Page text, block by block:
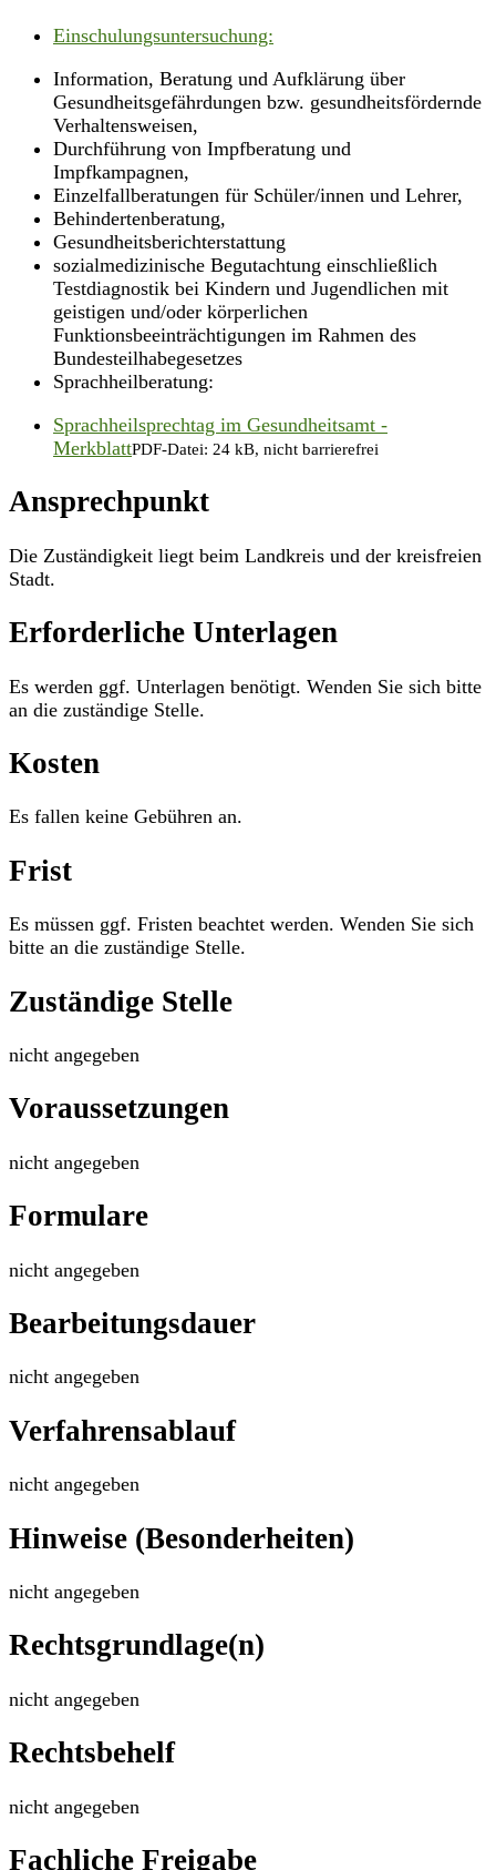
Einschulungsuntersuchung:
Information, Beratung und Aufklärung über
Gesundheitsgefährdungen bzw. gesundheitsfördernde
Verhaltensweisen,
Durchführung von Impfberatung und
Impfkampagnen,
Einzelfallberatungen für Schüler/innen und Lehrer,
Behindertenberatung,
Gesundheitsberichterstattung
sozialmedizinische Begutachtung einschließlich
Testdiagnostik bei Kindern und Jugendlichen mit
geistigen und/oder körperlichen
Funktionsbeeinträchtigungen im Rahmen des
Bundesteilhabegesetzes
Sprachheilberatung:
Sprachheilsprechtag im Gesundheitsamt -
MerkblattPDF-Datei: 24 kB, nicht barrierefrei
Ansprechpunkt
Die Zuständigkeit liegt beim Landkreis und der kreisfreien
Stadt.
Erforderliche Unterlagen
Es werden ggf. Unterlagen benötigt. Wenden Sie sich bitte
an die zuständige Stelle.
Kosten
Es fallen keine Gebühren an.
Frist
Es müssen ggf. Fristen beachtet werden. Wenden Sie sich
bitte an die zuständige Stelle.
Zuständige Stelle
nicht angegeben
Voraussetzungen
nicht angegeben
Formulare
nicht angegeben
Bearbeitungsdauer
nicht angegeben
Verfahrensablauf
nicht angegeben
Hinweise (Besonderheiten)
nicht angegeben
Rechtsgrundlage(n)
nicht angegeben
Rechtsbehelf
nicht angegeben
Fachliche Freigabe